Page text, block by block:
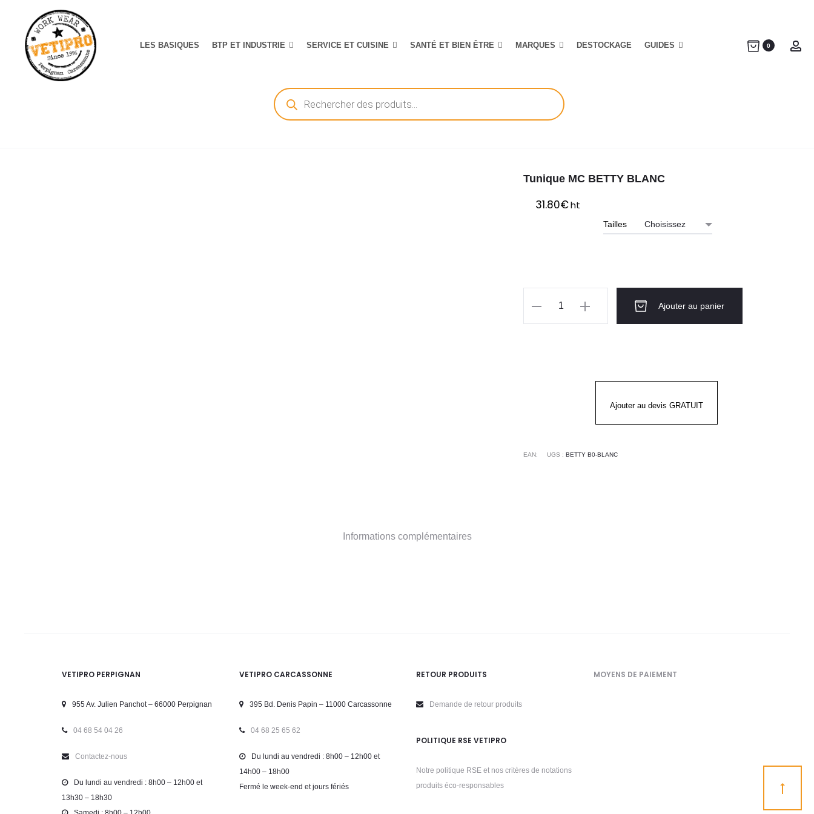
LES BASIQUES BTP ET INDUSTRIE SERVICE ET CUISINE SANTÉ ET BIEN ÊTRE MARQUES DESTOCKAGE GUIDES 0
Recherche
de
produits
Tunique MC BETTY BLANC
31.80€ht
Tailles
Ajouter au panier
Ajouter au devis GRATUIT
EAN: UGS : BETTY B0-BLANC
Informations complémentaires
VETIPRO PERPIGNAN
955 Av. Julien Panchot – 66000 Perpignan
04 68 54 04 26
Contactez-nous
Du lundi au vendredi : 8h00 – 12h00 et
13h30 – 18h30
VETIPRO CARCASSONNE
395 Bd. Denis Papin – 11000 Carcassonne
04 68 25 65 62
Du lundi au vendredi : 8h00 – 12h00 et
14h00 – 18h00
Fermé le week-end et jours fériés
RETOUR PRODUITS
Demande de retour produits
POLITIQUE RSE VETIPRO
Notre politique RSE et nos critères de notations
produits éco-responsables
MOYENS DE PAIEMENT